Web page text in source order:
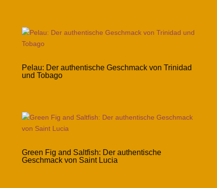
Pelau: Der authentische Geschmack von Trinidad
und Tobago
Green Fig and Saltfish: Der authentische
Geschmack von Saint Lucia